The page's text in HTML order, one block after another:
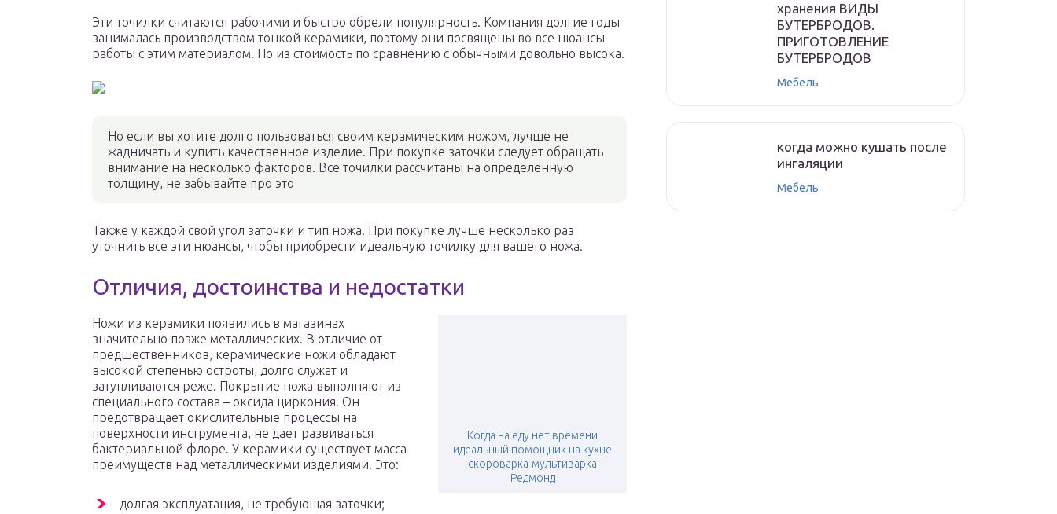
Эти точилки считаются рабочими и быстро обрели популярность. Компания долгие годы
занималась производством тонкой керамики, поэтому они посвящены во все нюансы
работы с этим материалом. Но из стоимость по сравнению с обычными довольно высока.
Но если вы хотите долго пользоваться своим керамическим ножом, лучше не
жадничать и купить качественное изделие. При покупке заточки следует обращать
внимание на несколько факторов. Все точилки рассчитаны на определенную
толщину, не забывайте про это
Также у каждой свой угол заточки и тип ножа. При покупке лучше несколько раз
уточнить все эти нюансы, чтобы приобрести идеальную точилку для вашего ножа.
Отличия, достоинства и недостатки
Когда на еду нет времени
идеальный помощник на кухне
скороварка-мультиварка
Редмонд
Ножи из керамики появились в магазинах
значительно позже металлических. В отличие от
предшественников, керамические ножи обладают
высокой степенью остроты, долго служат и
затупливаются реже. Покрытие ножа выполняют из
специального состава – оксида циркония. Он
предотвращает окислительные процессы на
поверхности инструмента, не дает развиваться
бактериальной флоре. У керамики существует масса
преимуществ над металлическими изделиями. Это:
долгая эксплуатация, не требующая заточки;
хранения ВИДЫ
БУТЕРБРОДОВ.
ПРИГОТОВЛЕНИЕ
БУТЕРБРОДОВ
Мебель
когда можно кушать после
ингаляции
Мебель